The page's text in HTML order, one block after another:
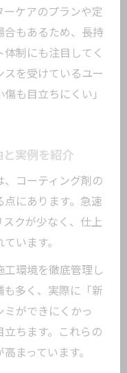
ケアのプランや定
合もあるため、長持
制にも注目してく
を受けているユー
も目立ちにくい」
と実例を紹介
、コーティング剤の
にあります。急速
クが少なく、仕上
います。
環境を徹底管理し
も多く、実際に「新
ができにくかっ
ちます。これらの
まっています。